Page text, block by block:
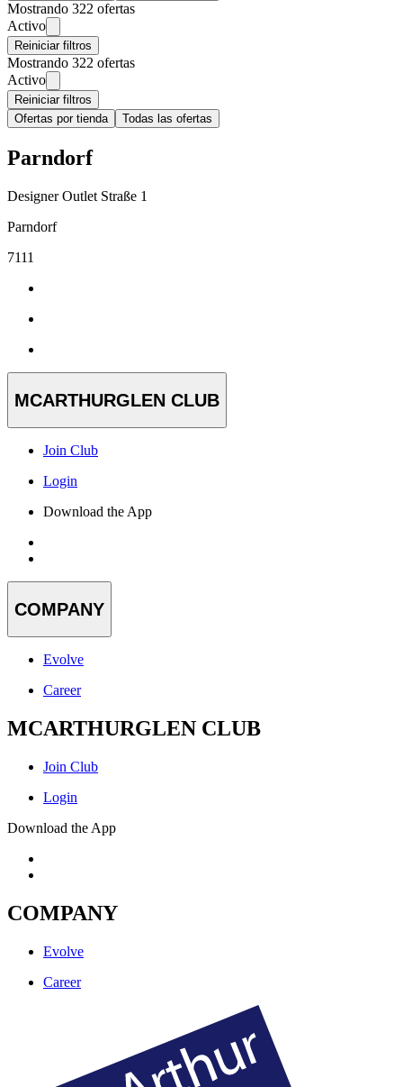
Mostrando 322 ofertas
Activo
Reiniciar filtros
Mostrando 322 ofertas
Activo
Reiniciar filtros
Ofertas por tienda
Todas las ofertas
Parndorf
Designer Outlet Straße 1
Parndorf
7111
MCARTHURGLEN CLUB
Join Club
Login
Download the App
COMPANY
Evolve
Career
MCARTHURGLEN CLUB
Join Club
Login
Download the App
COMPANY
Evolve
Career